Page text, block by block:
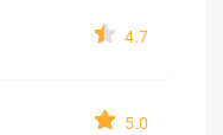
4.7
5.0